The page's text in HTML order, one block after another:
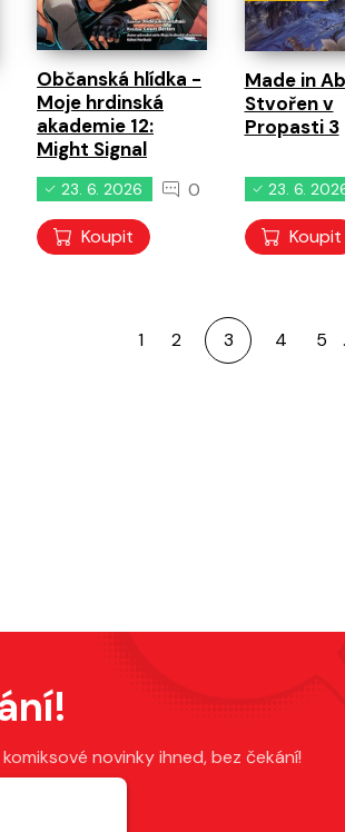
Občanská hlídka -
Moje hrdinská
akademie 12:
Might Signal
23. 6. 2026
0
Koupit
Made in
Stvořen v
Propasti 3
23. 6.
Koupit
1 2 3 4 5
novinky ihned, bez čekání!